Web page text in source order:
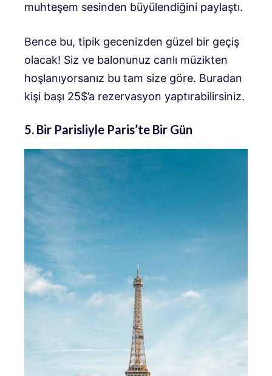
muhteşem sesinden büyülendiğini paylaştı.
Bence bu, tipik gecenizden güzel bir geçiş
olacak! Siz ve balonunuz canlı müzikten
hoşlanıyorsanız bu tam size göre. Buradan
kişi başı 25$’a rezervasyon yaptırabilirsiniz.
5. Bir Parisliyle Paris’te Bir Gün